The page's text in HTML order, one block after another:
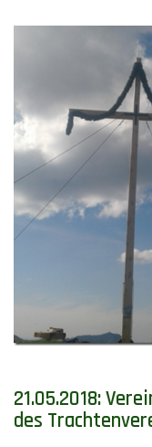
21.05.2018:
des